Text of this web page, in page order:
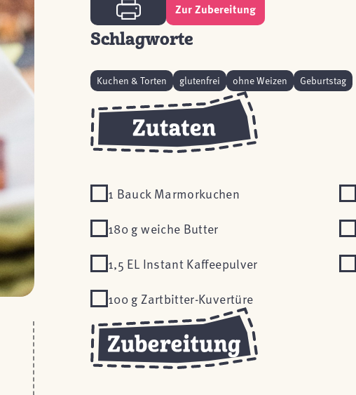
Zur Zubereitung
Schlagworte
Kuchen & Torten glutenfrei ohne Weizen Geburtstag
1 Bauck Marmorkuchen
180 g weiche Butter
1,5 EL Instant Kaffeepulver
100 g Zartbitter-Kuvertüre